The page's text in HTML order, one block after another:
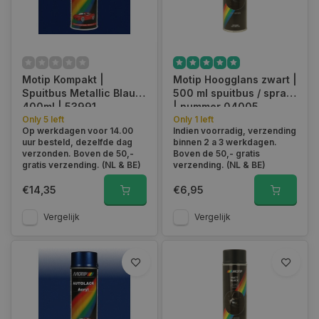
Bestellen is kinderlijk eenvoudig. Er zijn een aantal dingen die
van te voren kunt bedenken om het bestelproces nog
de hoeveelheid lak die u nodig heeft bijvoorbeeld. Kies de
juiste spuitbus, voeg deze toe aan de winkelwagen en reken
Bestel voor 15:00 en uw bestelling wordt dezelfde dag nog
verzonden
Bestellingen boven de €50 worden gratis geleverd in België
en Nederland
Alle kleuren kunnen worden gemaakt op aanvraag
Alle autolak is van het merk Motip en staat garant voor
topkwaliteit
Hoe moet je een auto lakken?
Gebruik van onze autolak is in de basis redelijk eenvoudig. Het
is tevens een spuitbus met verf die op uw auto gespoten moet
Motip Kompakt |
Spuitbus Metallic Blauw
400ml | 53991
Only 5 left
Op werkdagen voor 14.00
uur besteld, dezelfde dag
verzonden. Boven de 50,-
gratis verzending. (NL & BE)
€14,35
Vergelijk
Motip Hoogglans zwart |
500 ml spuitbus / spray
| nummer 04005
Only 1 left
Indien voorradig, verzending
binnen 2 a 3 werkdagen.
Boven de 50,- gratis
verzending. (NL & BE)
€6,95
Vergelijk